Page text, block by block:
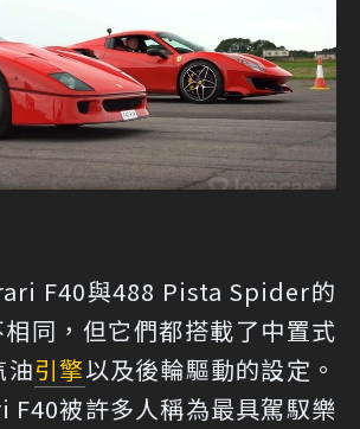
F40與488 Pista Spider的
同，但它們都搭載了中置式
油引擎以及後輪驅動的設定。
F40被許多人稱為最具駕馭樂